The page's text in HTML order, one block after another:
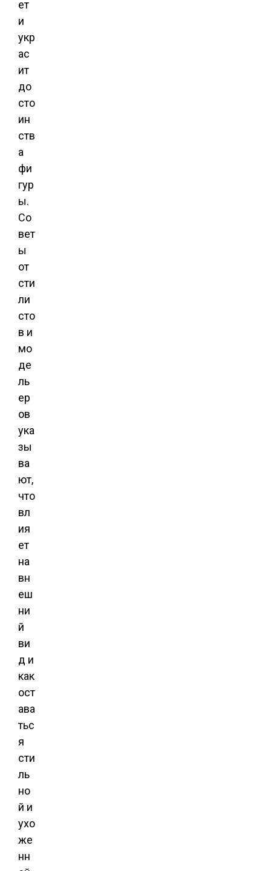
ет
и
укр
ас
ит
до
сто
ин
ств
а
фи
гур
ы.
Со
вет
ы
от
сти
ли
сто
в и
мо
де
ль
ер
ов
ука
зы
ва
ют,
что
вл
ия
ет
на
вн
еш
ни
й
ви
д и
как
ост
ава
тьс
я
сти
ль
но
й и
ухо
же
нн